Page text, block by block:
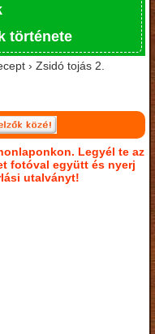
története
› Zsidó tojás 2.
Legyél te az
fotóval együtt és nyerj
utalványt!